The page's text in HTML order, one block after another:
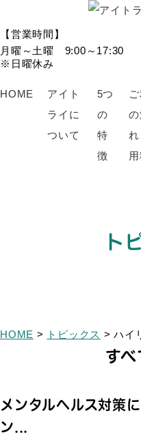
【営業時間】
月曜～土曜 9:00～17:30
※日曜休み
HOME
アイト
ライに
ついて
5つ
の
特
徴
れ
ト
HOME > トピックス >ハイ
す
メンタルヘルス対策
ン...